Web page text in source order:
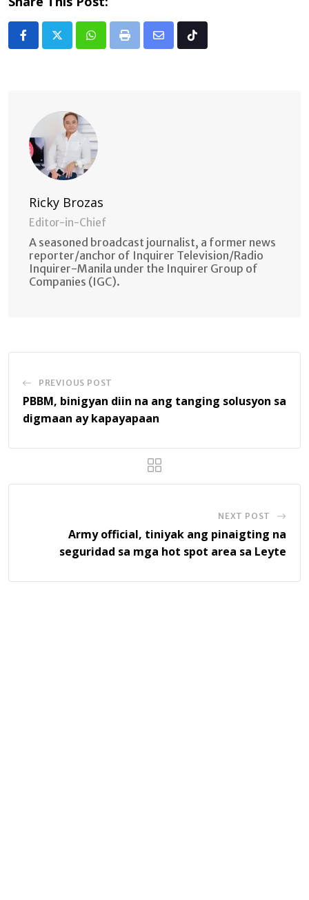
Whatsapp
Print
Share Tiktok
Ricky Brozas
Editor-in-Chief
A seasoned broadcast journalist, a former news
reporter/anchor of Inquirer Television/Radio
Inquirer-Manila under the Inquirer Group of
Companies (IGC).
PREVIOUS POST
PBBM, binigyan diin na ang tanging solusyon sa
digmaan ay kapayapaan
NEXT POST
Army official, tiniyak ang pinaigting na
seguridad sa mga hot spot area sa Leyte